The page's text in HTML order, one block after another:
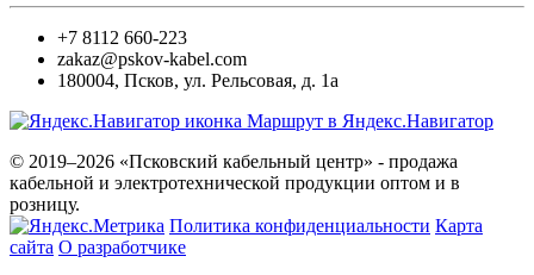
+7 8112 660-223
zakaz@pskov-kabel.com
180004, Псков, ул. Рельсовая, д. 1а
Маршрут в Яндекс.Навигатор
© 2019–2026 «Псковский кабельный центр» - продажа
кабельной и электротехнической продукции оптом и в
розницу.
Политика конфиденциальности Карта
сайта О разработчике